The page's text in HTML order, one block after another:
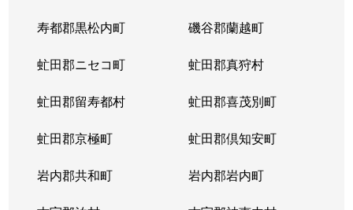
寿都郡黒松内町 磯谷郡蘭越町
虻田郡ニセコ町 虻田郡真狩村
虻田郡留寿都村 虻田郡喜茂別町
虻田郡京極町 虻田郡倶知安町
岩内郡共和町 岩内郡岩内町